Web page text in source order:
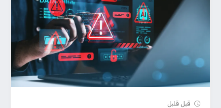
قبل قلیل